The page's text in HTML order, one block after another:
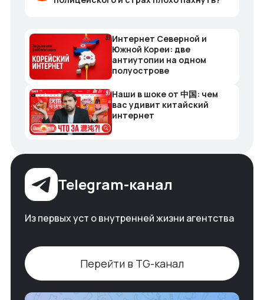
Интернет Северной и
Южной Кореи: две
антиутопии на одном
полуострове
Наши в шоке от 中国: чем
вас удивит китайский
интернет
Telegram-канал
Из первых уст о внутренней жизни агентства
Перейти в TG-канал